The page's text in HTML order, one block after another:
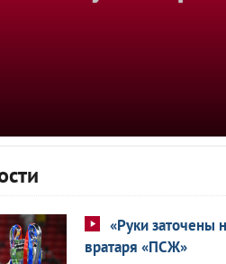
«Руки заточены
вратаря «ПСЖ»